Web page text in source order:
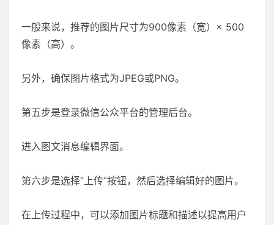
一般来说，推荐的图片尺寸为900像素（宽）× 500
像素（高）。
另外，确保图片格式为JPEG或PNG。
第五步是登录微信公众平台的管理后台。
进入图文消息编辑界面。
第六步是选择“上传”按钮，然后选择编辑好的图片。
在上传过程中，可以添加图片标题和描述以提高用户